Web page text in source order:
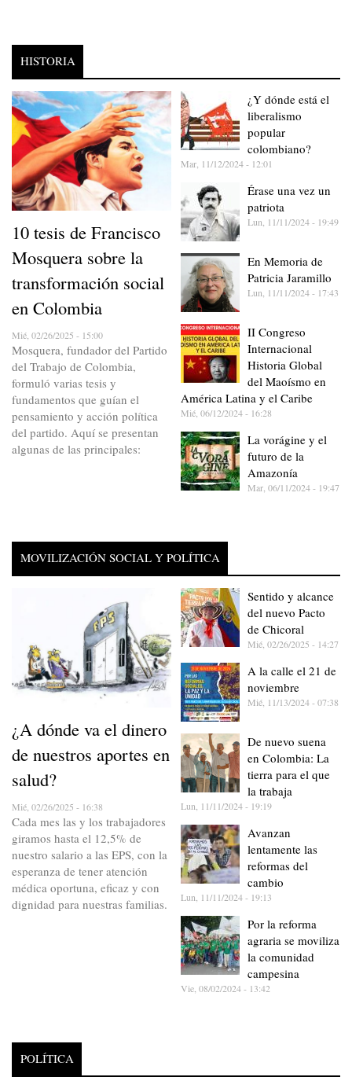
HISTORIA
10 tesis de Francisco
Mosquera sobre la
transformación social
en Colombia
Mié, 02/26/2025 - 15:00
Mosquera, fundador del Partido
del Trabajo de Colombia,
formuló varias tesis y
fundamentos que guían el
pensamiento y acción política
del partido. Aquí se presentan
algunas de las principales:
¿Y dónde está el
liberalismo
popular
colombiano?
Mar, 11/12/2024 - 12:01
Érase una vez un
patriota
Lun, 11/11/2024 - 19:49
En Memoria de
Patricia Jaramillo
Lun, 11/11/2024 - 17:43
II Congreso
Internacional
Historia Global
del Maoísmo en
América Latina y el Caribe
Mié, 06/12/2024 - 16:28
La vorágine y el
futuro de la
Amazonía
Mar, 06/11/2024 - 19:47
MOVILIZACIÓN SOCIAL Y POLÍTICA
¿A dónde va el dinero
de nuestros aportes en
salud?
Mié, 02/26/2025 - 16:38
Cada mes las y los trabajadores
giramos hasta el 12,5% de
nuestro salario a las EPS, con la
esperanza de tener atención
médica oportuna, eficaz y con
dignidad para nuestras familias.
Sentido y alcance
del nuevo Pacto
de Chicoral
Mié, 02/26/2025 - 14:27
A la calle el 21 de
noviembre
Mié, 11/13/2024 - 07:38
De nuevo suena
en Colombia: La
tierra para el que
la trabaja
Lun, 11/11/2024 - 19:19
Avanzan
lentamente las
reformas del
cambio
Lun, 11/11/2024 - 19:13
Por la reforma
agraria se moviliza
la comunidad
campesina
Vie, 08/02/2024 - 13:42
POLÍTICA